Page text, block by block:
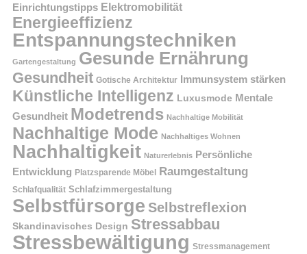
Einrichtungstipps Elektromobilität
Energieeffizienz
Entspannungstechniken
Gartengestaltung Gesunde Ernährung
Gesundheit Gotische Architektur Immunsystem stärken
Künstliche Intelligenz Luxusmode Mentale
Gesundheit Modetrends Nachhaltige Mobilität
Nachhaltige Mode Nachhaltiges Wohnen
Nachhaltigkeit Naturerlebnis Persönliche
Entwicklung Platzsparende Möbel Raumgestaltung
Schlafqualität Schlafzimmergestaltung
Selbstfürsorge Selbstreflexion
Skandinavisches Design Stressabbau
Stressbewältigung Stressmanagement